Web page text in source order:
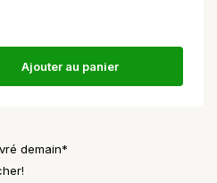
Ajouter au panier
demain*